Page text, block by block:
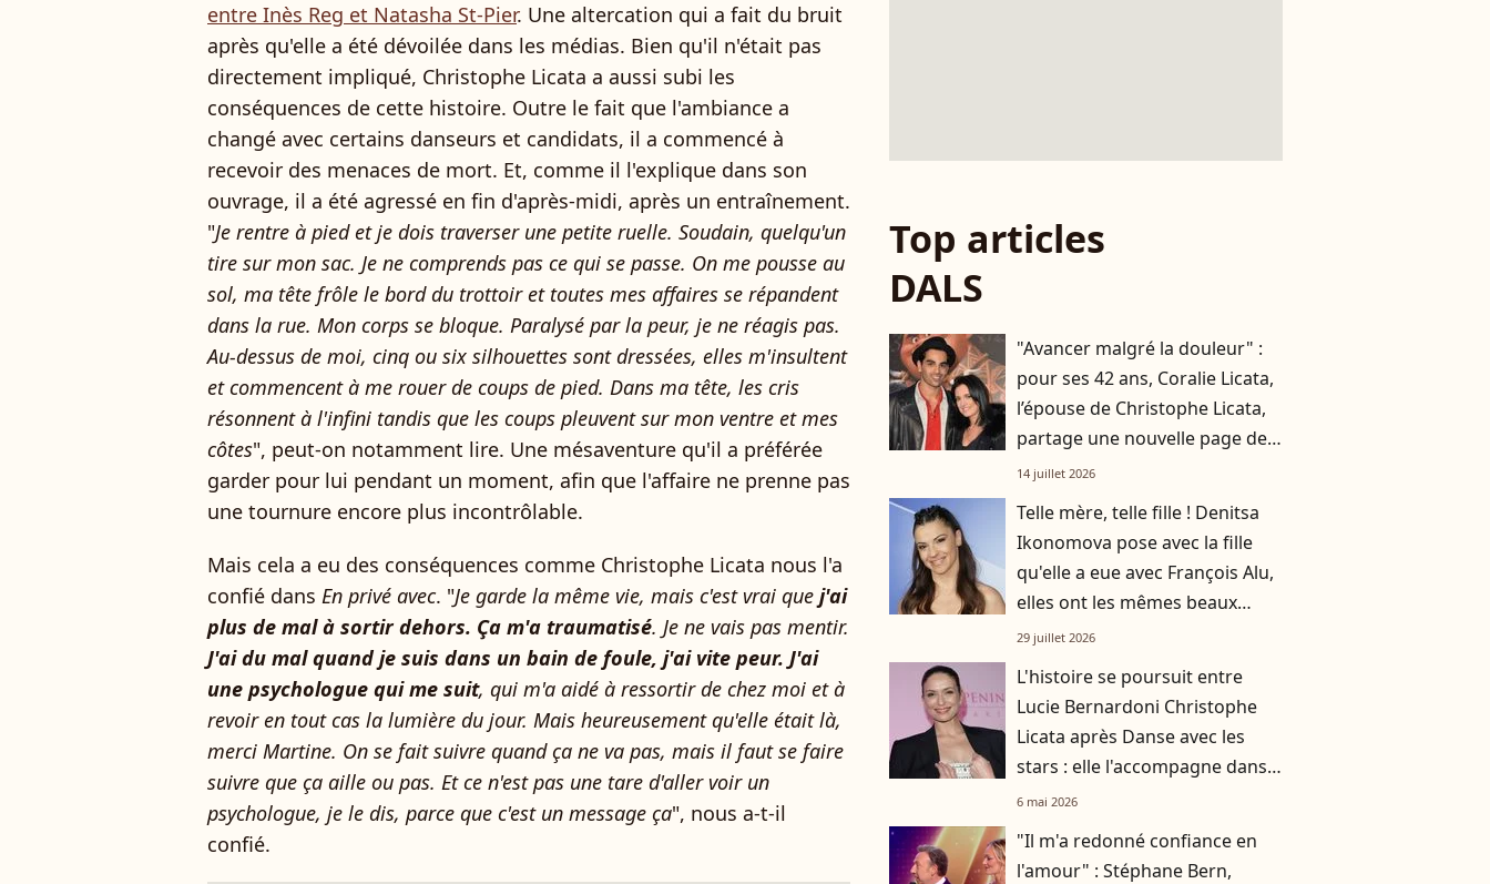
entre Inès Reg et Natasha St-Pier. Une altercation qui a fait du bruit
après qu'elle a été dévoilée dans les médias. Bien qu'il n'était pas
directement impliqué, Christophe Licata a aussi subi les
conséquences de cette histoire. Outre le fait que l'ambiance a
changé avec certains danseurs et candidats, il a commencé à
recevoir des menaces de mort. Et, comme il l'explique dans son
ouvrage, il a été agressé en fin d'après-midi, après un entraînement.
"Je rentre à pied et je dois traverser une petite ruelle. Soudain, quelqu'un
tire sur mon sac. Je ne comprends pas ce qui se passe. On me pousse au
sol, ma tête frôle le bord du trottoir et toutes mes affaires se répandent
dans la rue. Mon corps se bloque. Paralysé par la peur, je ne réagis pas.
Au-dessus de moi, cinq ou six silhouettes sont dressées, elles m'insultent
et commencent à me rouer de coups de pied. Dans ma tête, les cris
résonnent à l'infini tandis que les coups pleuvent sur mon ventre et mes
côtes", peut-on notamment lire. Une mésaventure qu'il a préférée
garder pour lui pendant un moment, afin que l'affaire ne prenne pas
une tournure encore plus incontrôlable.
Mais cela a eu des conséquences comme Christophe Licata nous l'a
confié dans En privé avec. "Je garde la même vie, mais c'est vrai que j'ai
plus de mal à sortir dehors. Ça m'a traumatisé. Je ne vais pas mentir.
J'ai du mal quand je suis dans un bain de foule, j'ai vite peur. J'ai
une psychologue qui me suit, qui m'a aidé à ressortir de chez moi et à
revoir en tout cas la lumière du jour. Mais heureusement qu'elle était là,
merci Martine. On se fait suivre quand ça ne va pas, mais il faut se faire
suivre que ça aille ou pas. Et ce n'est pas une tare d'aller voir un
psychologue, je le dis, parce que c'est un message ça", nous a-t-il
confié.
Top articles
DALS
"Avancer malgré la douleur" :
pour ses 42 ans, Coralie Licata,
l’épouse de Christophe Licata,
partage une nouvelle page de
son histoire
14 juillet 2026
Telle mère, telle fille ! Denitsa
Ikonomova pose avec la fille
qu'elle a eue avec François Alu,
elles ont les mêmes beaux
cheveux châtains
29 juillet 2026
L'histoire se poursuit entre
Lucie Bernardoni Christophe
Licata après Danse avec les
stars : elle l'accompagne dans
une nouvelle aventure
6 mai 2026
"Il m'a redonné confiance en
l'amour" : Stéphane Bern,